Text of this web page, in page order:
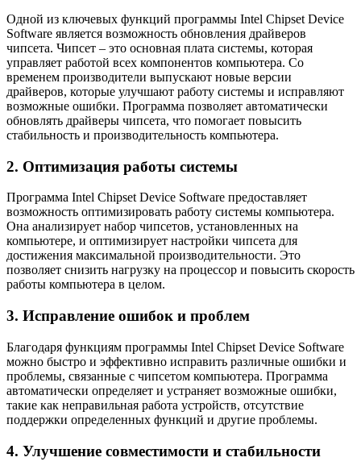
Одной из ключевых функций программы Intel Chipset Device
Software является возможность обновления драйверов
чипсета. Чипсет – это основная плата системы, которая
управляет работой всех компонентов компьютера. Со
временем производители выпускают новые версии
драйверов, которые улучшают работу системы и исправляют
возможные ошибки. Программа позволяет автоматически
обновлять драйверы чипсета, что помогает повысить
стабильность и производительность компьютера.
2. Оптимизация работы системы
Программа Intel Chipset Device Software предоставляет
возможность оптимизировать работу системы компьютера.
Она анализирует набор чипсетов, установленных на
компьютере, и оптимизирует настройки чипсета для
достижения максимальной производительности. Это
позволяет снизить нагрузку на процессор и повысить скорость
работы компьютера в целом.
3. Исправление ошибок и проблем
Благодаря функциям программы Intel Chipset Device Software
можно быстро и эффективно исправить различные ошибки и
проблемы, связанные с чипсетом компьютера. Программа
автоматически определяет и устраняет возможные ошибки,
такие как неправильная работа устройств, отсутствие
поддержки определенных функций и другие проблемы.
4. Улучшение совместимости и стабильности